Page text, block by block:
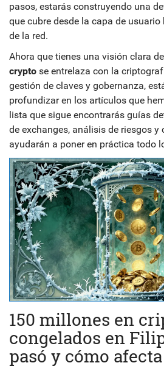
pasos, estarás construyendo una
que cubre desde la capa de
de la red.
Ahora que tienes una visión clara
crypto se entrelaza con la
gestión de claves y gobernanza,
profundizar en los artículos que
lista que sigue encontrarás guías
de exchanges, análisis de riesgos y
ayudarán a poner en práctica todo
150 millones en
congelados en
pasó y cómo